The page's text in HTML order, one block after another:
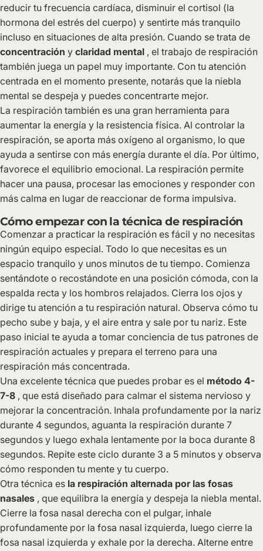
reducir tu frecuencia cardíaca, disminuir el cortisol (la
hormona del estrés del cuerpo) y sentirte más tranquilo
incluso en situaciones de alta presión. Cuando se trata de
concentración y claridad mental , el trabajo de respiración
también juega un papel muy importante. Con tu atención
centrada en el momento presente, notarás que la niebla
mental se despeja y puedes concentrarte mejor.
La respiración también es una gran herramienta para
aumentar la energía y la resistencia física. Al controlar la
respiración, se aporta más oxígeno al organismo, lo que
ayuda a sentirse con más energía durante el día. Por último,
favorece el equilibrio emocional. La respiración permite
hacer una pausa, procesar las emociones y responder con
más calma en lugar de reaccionar de forma impulsiva.
Cómo empezar con la técnica de respiración
Comenzar a practicar la respiración es fácil y no necesitas
ningún equipo especial. Todo lo que necesitas es un
espacio tranquilo y unos minutos de tu tiempo. Comienza
sentándote o recostándote en una posición cómoda, con la
espalda recta y los hombros relajados. Cierra los ojos y
dirige tu atención a tu respiración natural. Observa cómo tu
pecho sube y baja, y el aire entra y sale por tu nariz. Este
paso inicial te ayuda a tomar conciencia de tus patrones de
respiración actuales y prepara el terreno para una
respiración más concentrada.
Una excelente técnica que puedes probar es el método 4-
7-8 , que está diseñado para calmar el sistema nervioso y
mejorar la concentración. Inhala profundamente por la nariz
durante 4 segundos, aguanta la respiración durante 7
segundos y luego exhala lentamente por la boca durante 8
segundos. Repite este ciclo durante 3 a 5 minutos y observa
cómo responden tu mente y tu cuerpo.
Otra técnica es la respiración alternada por las fosas
nasales , que equilibra la energía y despeja la niebla mental.
Cierre la fosa nasal derecha con el pulgar, inhale
profundamente por la fosa nasal izquierda, luego cierre la
fosa nasal izquierda y exhale por la derecha. Alterne entre